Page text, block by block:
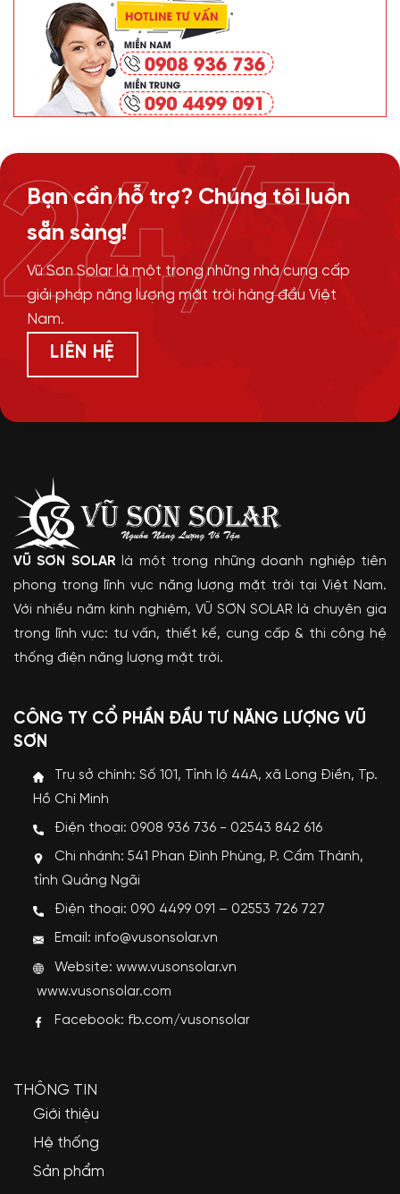
Bạn cần hỗ trợ? Chúng tôi luôn
sẵn sàng!
Vũ Sơn Solar là một trong những nhà cung cấp
giải pháp năng lượng mặt trời hàng đầu Việt
Nam.
LIÊN HỆ
24/7
VŨ SƠN SOLAR là một trong những doanh nghiệp tiên
phong trong lĩnh vực năng lượng mặt trời tại Việt Nam.
Với nhiều năm kinh nghiệm, VŨ SƠN SOLAR là chuyên gia
trong lĩnh vực: tư vấn, thiết kế, cung cấp & thi công hệ
thống điện năng lượng mặt trời.
CÔNG TY CỔ PHẦN ĐẦU TƯ NĂNG LƯỢNG VŨ
SƠN
Trụ sở chính: Số 101, Tỉnh lộ 44A, xã Long Điền, Tp.
Hồ Chí Minh
Điện thoại: 0908 936 736 - 02543 842 616
Chi nhánh: 541 Phan Đình Phùng, P. Cẩm Thành,
tỉnh Quảng Ngãi
Điện thoại: 090 4499 091 – 02553 726 727
Email: info@vusonsolar.vn
Website:www.vusonsolar.vn
www.vusonsolar.com
Facebook: fb.com/vusonsolar
THÔNG TIN
Giới thiệu
Hệ thống
Sản phẩm